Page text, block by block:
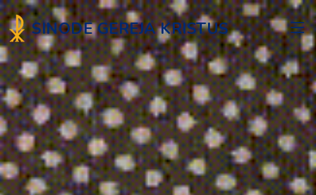
SINODE GEREJA KRISTUS